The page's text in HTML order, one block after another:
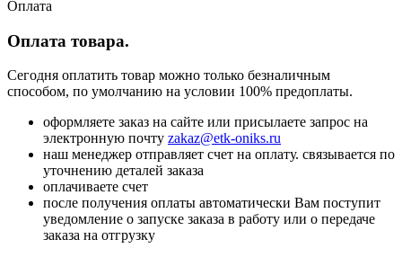
Оплата
Оплата товара.
Сегодня оплатить товар можно только безналичным
способом, по умолчанию на условии 100% предоплаты.
оформляете заказ на сайте или присылаете запрос на
электронную почту zakaz@etk-oniks.ru
наш менеджер отправляет счет на оплату. связывается по
уточнению деталей заказа
оплачиваете счет
после получения оплаты автоматически Вам поступит
уведомление о запуске заказа в работу или о передаче
заказа на отгрузку